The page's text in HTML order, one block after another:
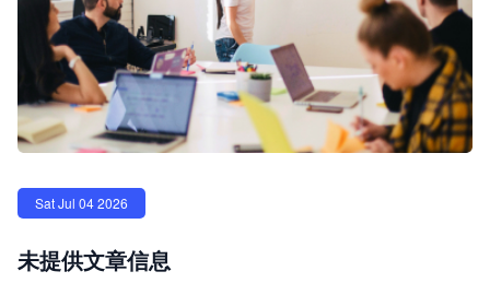
Sat Jul 04 2026
未提供文章信息